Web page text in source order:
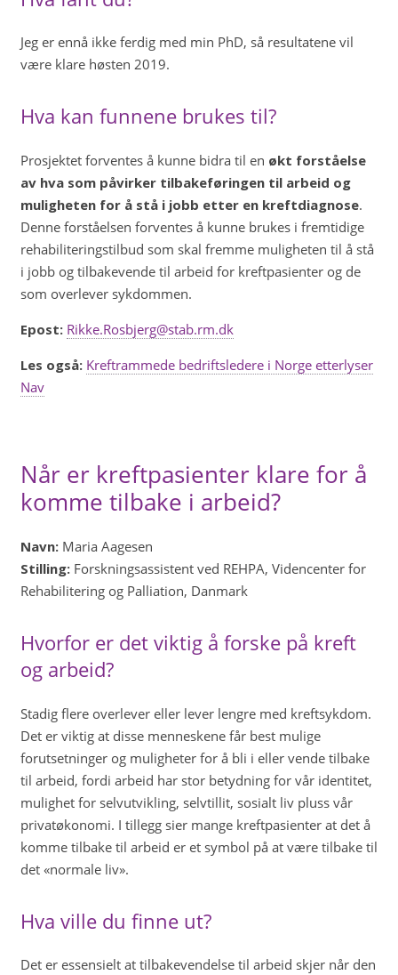
Jeg er ennå ikke ferdig med min PhD, så resultatene vil
være klare høsten 2019.
Hva kan funnene brukes til?
Prosjektet forventes å kunne bidra til en økt forståelse
av hva som påvirker tilbakeføringen til arbeid og
muligheten for å stå i jobb etter en kreftdiagnose.
Denne forståelsen forventes å kunne brukes i fremtidige
rehabiliteringstilbud som skal fremme muligheten til å stå
i jobb og tilbakevende til arbeid for kreftpasienter og de
som overlever sykdommen.
Epost: Rikke.Rosbjerg@stab.rm.dk
Les også: Kreftrammede bedriftsledere i Norge etterlyser
Nav
Når er kreftpasienter klare for å
komme tilbake i arbeid?
Navn: Maria Aagesen
Stilling:Forskningsassistent ved REHPA, Videncenter for
Rehabilitering og Palliation, Danmark
Hvorfor er det viktig å forske på kreft
og arbeid?
Stadig flere overlever eller lever lengre med kreftsykdom.
Det er viktig at disse menneskene får best mulige
forutsetninger og muligheter for å bli i eller vende tilbake
til arbeid, fordi arbeid har stor betydning for vår identitet,
mulighet for selvutvikling, selvtillit, sosialt liv pluss vår
privatøkonomi. I tillegg sier mange kreftpasienter at det å
komme tilbake til arbeid er et symbol på at være tilbake til
det «normale liv».
Hva ville du finne ut?
Det er essensielt at tilbakevendelse til arbeid skjer når den